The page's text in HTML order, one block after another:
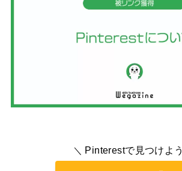
＼ Pinterestで見つけよう